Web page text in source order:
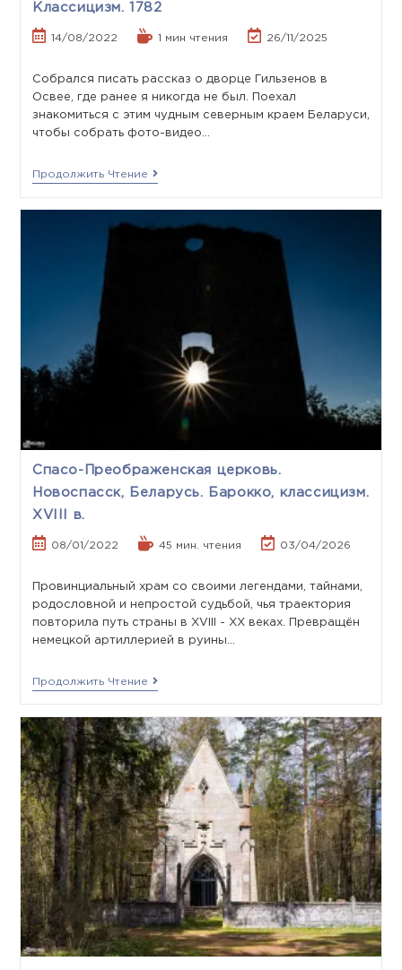
Классицизм. 1782
14/08/2022 1 мин чтения 26/11/2025
Собрался писать рассказ о дворце Гильзенов в
Освее, где ранее я никогда не был. Поехал
знакомиться с этим чудным северным краем Беларуси,
чтобы собрать фото-видео…
Продолжить Чтение
Спасо-Преображенская церковь.
Новоспасск, Беларусь. Барокко, классицизм.
XVIII в.
08/01/2022 45 мин. чтения 03/04/2026
Провинциальный храм со своими легендами, тайнами,
родословной и непростой судьбой, чья траектория
повторила путь страны в XVIII - XX веках. Превращён
немецкой артиллерией в руины…
Продолжить Чтение